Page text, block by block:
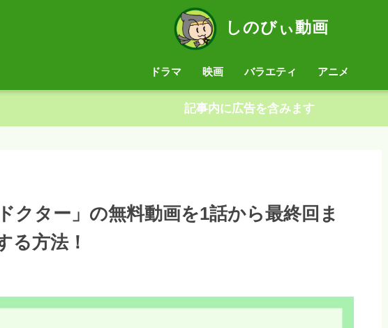
しのびぃ動画
ドラマ 映画 バラエティ アニメ
記事内に広告を含みます
クター」の無料動画を1話から最終回ま
る方法！